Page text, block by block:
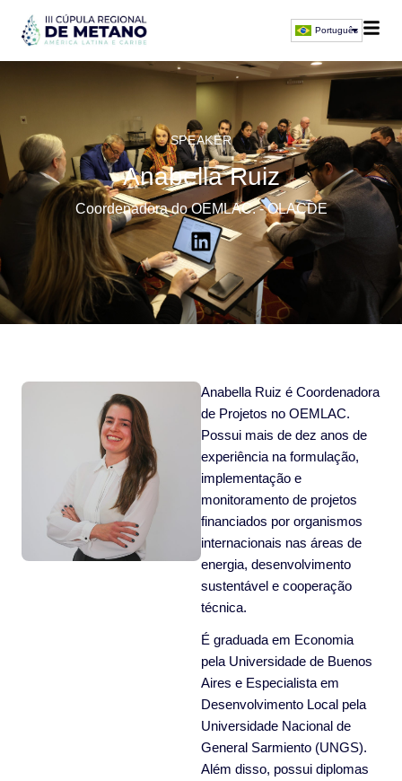
Português
SPEAKER
Anabella Ruiz
Coordenadora do OEMLAC. - OLACDE
Anabella Ruiz é Coordenadora
de Projetos no OEMLAC.
Possui mais de dez anos de
experiência na formulação,
implementação e
monitoramento de projetos
financiados por organismos
internacionais nas áreas de
energia, desenvolvimento
sustentável e cooperação
técnica.
É graduada em Economia
pela Universidade de Buenos
Aires e Especialista em
Desenvolvimento Local pela
Universidade Nacional de
General Sarmiento (UNGS).
Além disso, possui diplomas